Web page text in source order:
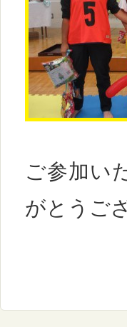
ご参加い
がとうご